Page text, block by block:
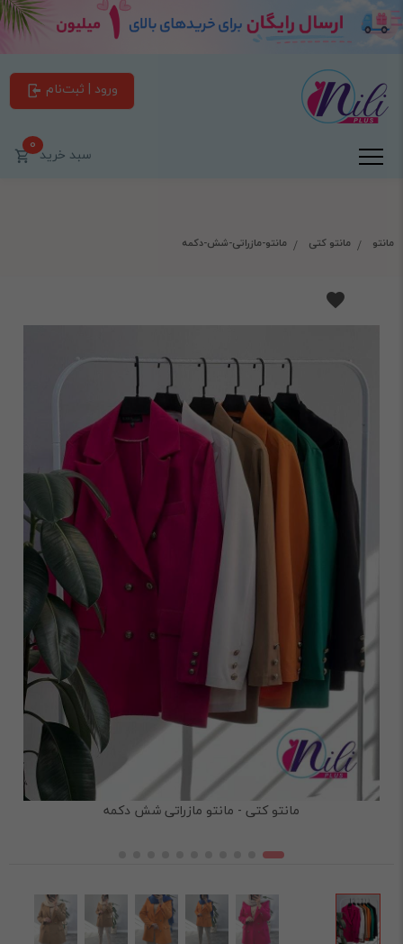
ورود | ثبت‌نام
سبد خرید0
مانتو مانتو کتی مانتو-مازراتی-شش-دکمه
مانتو کتی - مانتو مازراتی شش دکمه